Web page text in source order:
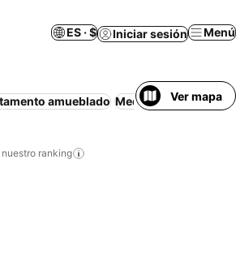
ES · $ Iniciar sesión Menú
amueblado Media pensión Casa
Ver mapa
ranking